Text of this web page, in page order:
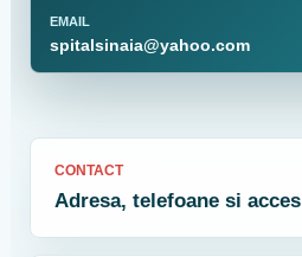
EMAIL
spitalsinaia@yahoo.com
CONTACT
Adresa, telefoane si acces